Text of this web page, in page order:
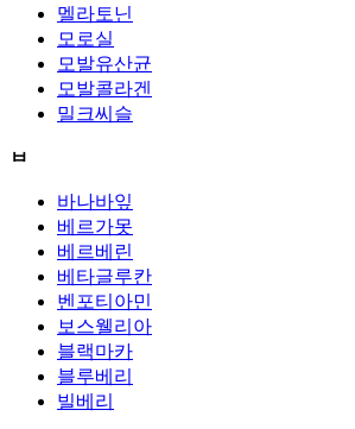
멜라토닌
모로실
모발유산균
모발콜라겐
밀크씨슬
ㅂ
바나바잎
베르가못
베르베린
베타글루칸
벤포티아민
보스웰리아
블랙마카
블루베리
빌베리